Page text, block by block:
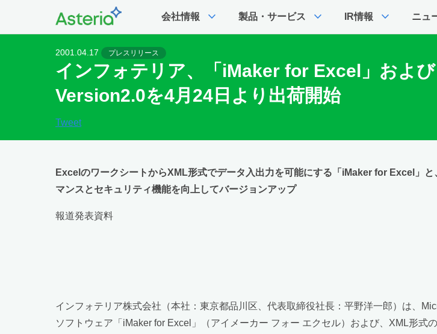
会社情報 expand_more 製品・サービス expand_more IR情報 expand_more ニュ
2001.04.17 プレスリリース
インフォテリア、「iMaker for Excel」およ
Version2.0を4月24日より出荷開始
Tweet
ExcelのワークシートからXML形式でデータ入出力を可能にする「iMaker for Excel」
マンスとセキュリティ機能を向上してバージョンアップ
報道発表資料
インフォテリア株式会社（本社：東京都品川区、代表取締役社長：平野洋一郎）は、
ソフトウェア「iMaker for Excel」（アイメーカー フォー エクセル）および、XML形